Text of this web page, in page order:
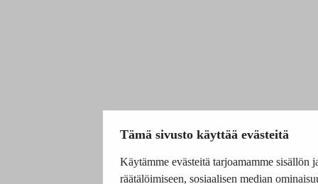
Tämä sivusto käyttää evästeitä
Käytämme evästeitä tarjoamamme sisällön
räätälöimiseen, sosiaalisen median